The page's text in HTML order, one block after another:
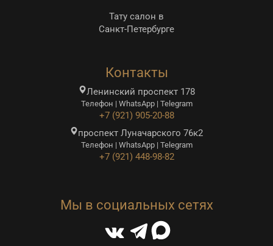
Тату салон в
Санкт-Петербурге
Контакты
Ленинский проспект 178
Телефон | WhatsApp | Telegram
+7 (921) 905-20-88
проспект Луначарского 76к2
Телефон | WhatsApp | Telegram
+7 (921) 448-98-82
Мы в социальных сетях